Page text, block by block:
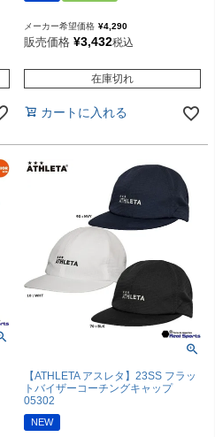
メーカー希望価格 ¥4,290
販売価格 ¥3,432税込
在庫切れ
カートに入れる
【ATHLETA アスレタ】23SS フラッ
トバイザーコーチングキャップ
05302
NEW